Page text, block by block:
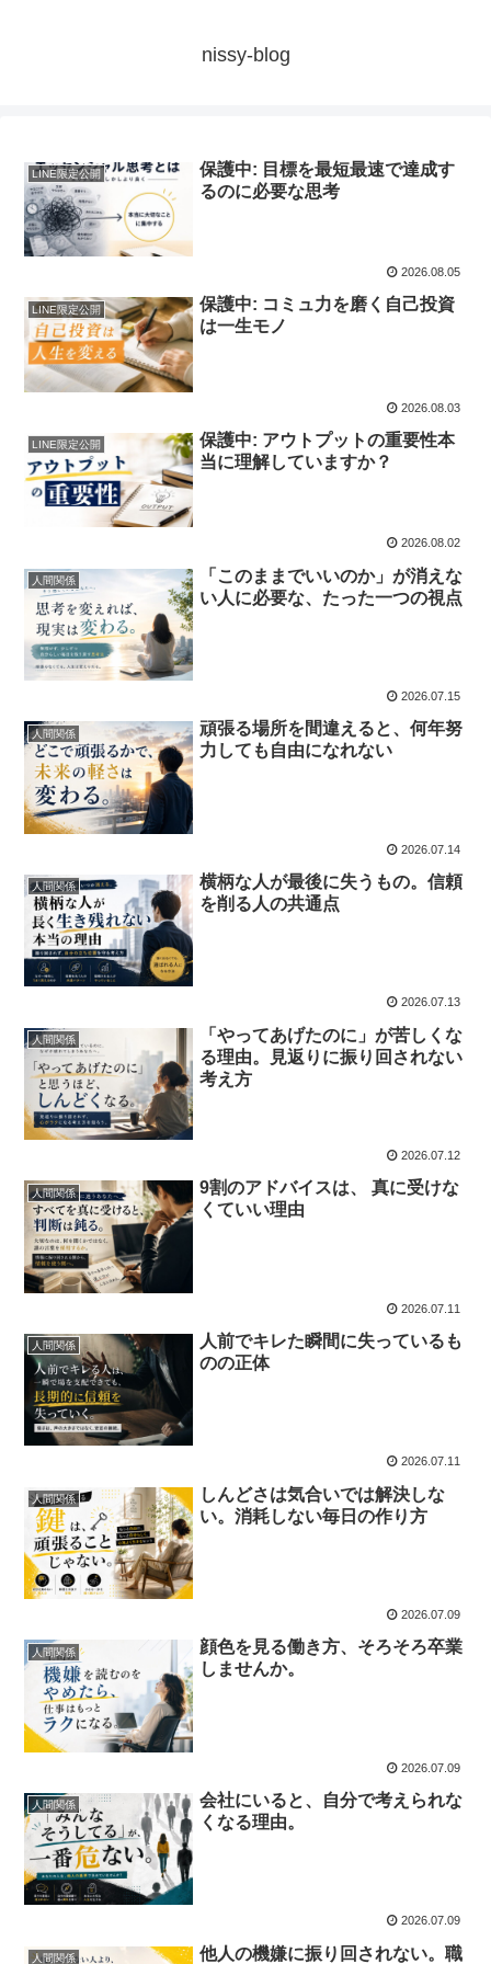
nissy-blog
LINE限定公開
保護中: 目標を最短最速で達成す
るのに必要な思考
2026.08.05
LINE限定公開
保護中: コミュ力を磨く自己投資
は一生モノ
2026.08.03
LINE限定公開
保護中: アウトプットの重要性本
当に理解していますか？
2026.08.02
人間関係
「このままでいいのか」が消えな
い人に必要な、たった一つの視点
2026.07.15
人間関係
頑張る場所を間違えると、何年努
力しても自由になれない
2026.07.14
人間関係
横柄な人が最後に失うもの。信頼
を削る人の共通点
2026.07.13
人間関係
「やってあげたのに」が苦しくな
る理由。見返りに振り回されない
考え方
2026.07.12
人間関係
9割のアドバイスは、 真に受けな
くていい理由
2026.07.11
人間関係
人前でキレた瞬間に失っているも
のの正体
2026.07.11
人間関係
しんどさは気合いでは解決しな
い。消耗しない毎日の作り方
2026.07.09
人間関係
顔色を見る働き方、そろそろ卒業
しませんか。
2026.07.09
人間関係
会社にいると、自分で考えられな
くなる理由。
2026.07.09
人間関係 他人の機嫌に振り回されない。職